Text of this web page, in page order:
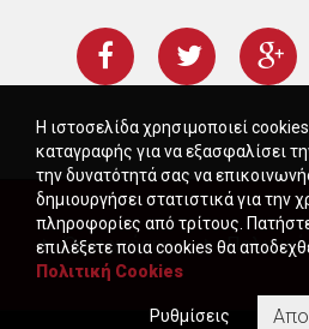
Όροι χρήσης Πολιτική
Η ιστοσελίδα χρησιμοποιεί
καταγραφής για να εξασφαλίσει
την δυνατότητά σας να
δημιουργήσει στατιστικά για την
πληροφορίες από τρίτους.
επιλέξετε ποια cookies θα
Πολιτική Cookies
Ρυθμίσεις